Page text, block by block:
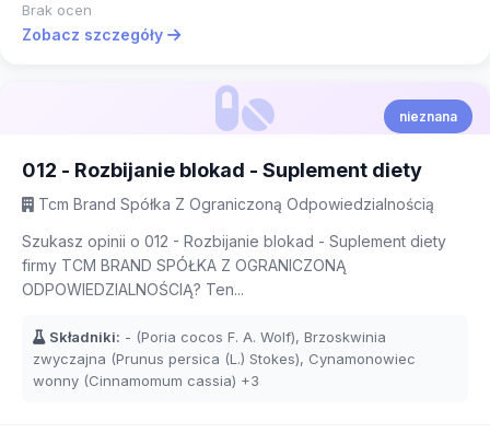
Brak ocen
Zobacz szczegóły
nieznana
012 - Rozbijanie blokad - Suplement diety
Tcm Brand Spółka Z Ograniczoną Odpowiedzialnością
Szukasz opinii o 012 - Rozbijanie blokad - Suplement diety
firmy TCM BRAND SPÓŁKA Z OGRANICZONĄ
ODPOWIEDZIALNOŚCIĄ? Ten...
Składniki: - (Poria cocos F. A. Wolf), Brzoskwinia
zwyczajna (Prunus persica (L.) Stokes), Cynamonowiec
wonny (Cinnamomum cassia) +3